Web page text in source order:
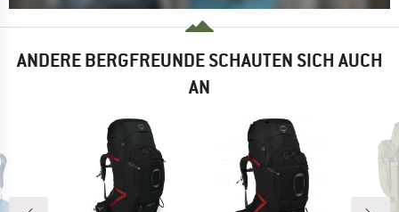
ANDERE BERGFREUNDE SCHAUTEN SICH AUCH
AN